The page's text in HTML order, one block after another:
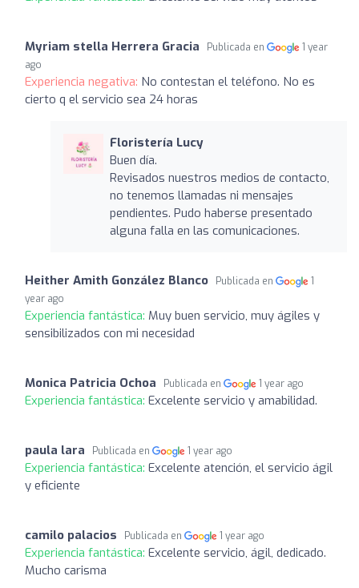
Myriam stella Herrera Gracia Publicada en
1 year
ago
Experiencia negativa: No contestan el teléfono. No es
cierto q el servicio sea 24 horas
Floristería Lucy
Buen día.
Revisados nuestros medios de contacto,
no tenemos llamadas ni mensajes
pendientes. Pudo haberse presentado
alguna falla en las comunicaciones.
Heither Amith González Blanco Publicada en
1
year ago
Experiencia fantástica: Muy buen servicio, muy ágiles y
sensibilizados con mi necesidad
Monica Patricia Ochoa Publicada en 1 year ago
Experiencia fantástica: Excelente servicio y amabilidad.
paula lara Publicada en 1 year ago
Experiencia fantástica: Excelente atención, el servicio ágil
y eficiente
camilo palacios Publicada en 1 year ago
Experiencia fantástica: Excelente servicio, ágil, dedicado.
Mucho carisma